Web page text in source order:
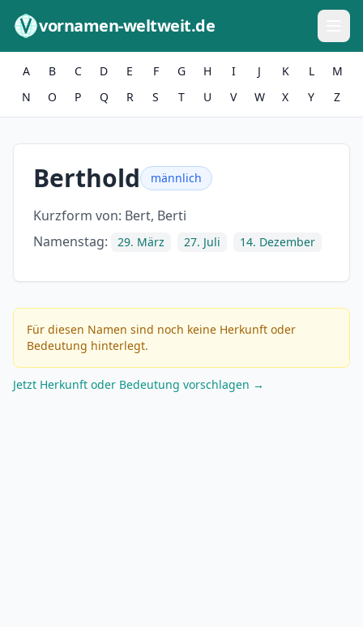
vornamen-weltweit.de
A B C D E F G H I J K L
M
N
O P Q R S T U V W X Y Z
Berthold männlich
Kurzform von: Bert, Berti
Namenstag:
29. März 27. Juli 14. Dezember
Für diesen Namen sind noch keine Herkunft oder
Bedeutung hinterlegt.
Jetzt Herkunft oder Bedeutung vorschlagen →